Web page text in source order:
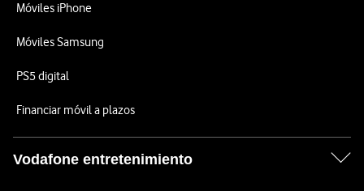
Móviles iPhone
Móviles Samsung
PS5 digital
Financiar móvil a plazos
Vodafone entretenimiento